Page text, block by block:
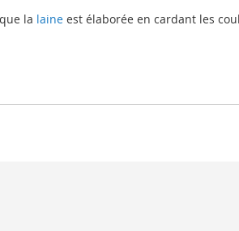
la laine est élaborée en cardant les